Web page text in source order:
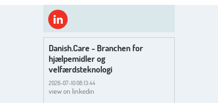
Danish.Care - Branchen for
hjælpemidler og
velfærdsteknologi
2026-07-10 08:13:44
view on linkedin